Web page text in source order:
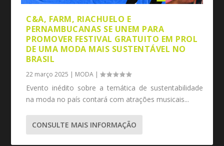
C&A, FARM, RIACHUELO E
PERNAMBUCANAS SE UNEM PARA
PROMOVER FESTIVAL GRATUITO EM PROL
DE UMA MODA MAIS SUSTENTÁVEL NO
BRASIL
22 março 2025 | MODA |
Evento inédito sobre a temática de sustentabilidade
na moda no país contará com atrações musicais...
CONSULTE MAIS INFORMAÇÃO